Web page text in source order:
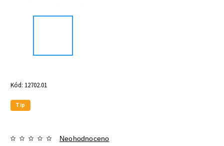
Kód: 12702.01
Tip
Neohodnoceno